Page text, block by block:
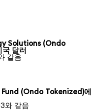
Solutions (Ondo
달러
같음
(Ondo Tokenized)에
와 같음